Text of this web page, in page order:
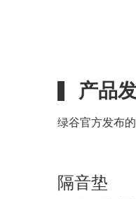
产品
绿谷官方发布
隔音垫